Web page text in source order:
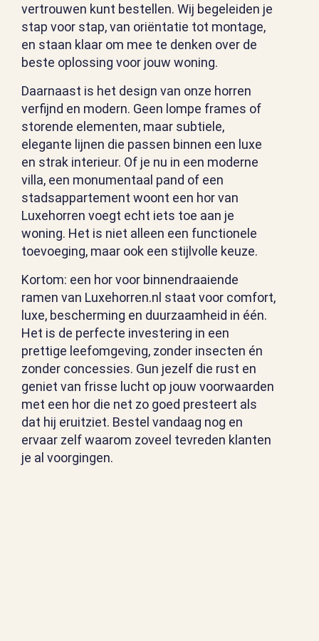
vertrouwen kunt bestellen. Wij begeleiden je
stap voor stap, van oriëntatie tot montage,
en staan klaar om mee te denken over de
beste oplossing voor jouw woning.
Daarnaast is het design van onze horren
verfijnd en modern. Geen lompe frames of
storende elementen, maar subtiele,
elegante lijnen die passen binnen een luxe
en strak interieur. Of je nu in een moderne
villa, een monumentaal pand of een
stadsappartement woont een hor van
Luxehorren voegt echt iets toe aan je
woning. Het is niet alleen een functionele
toevoeging, maar ook een stijlvolle keuze.
Kortom: een hor voor binnendraaiende
ramen van Luxehorren.nl staat voor comfort,
luxe, bescherming en duurzaamheid in één.
Het is de perfecte investering in een
prettige leefomgeving, zonder insecten én
zonder concessies. Gun jezelf die rust en
geniet van frisse lucht op jouw voorwaarden
met een hor die net zo goed presteert als
dat hij eruitziet. Bestel vandaag nog en
ervaar zelf waarom zoveel tevreden klanten
je al voorgingen.